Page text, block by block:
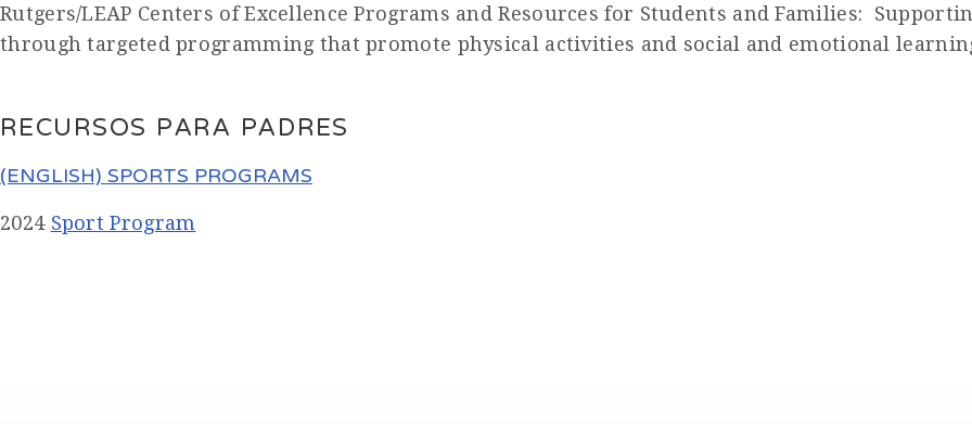
Rutgers/LEAP Centers of Excellence Programs and Resources for Students and Families:
through targeted programming that promote physical activities and social and emotional
RECURSOS PARA PADRES
(ENGLISH) SPORTS PROGRAMS
2024 Sport Program